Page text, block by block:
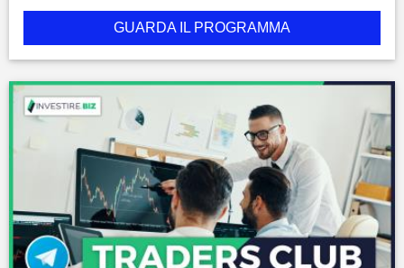
GUARDA IL PROGRAMMA